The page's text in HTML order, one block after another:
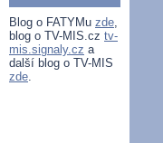
Blog o FATYMu zde,
blog o TV-MIS.cz tv-
mis.signaly.cz a
další blog o TV-MIS
zde.